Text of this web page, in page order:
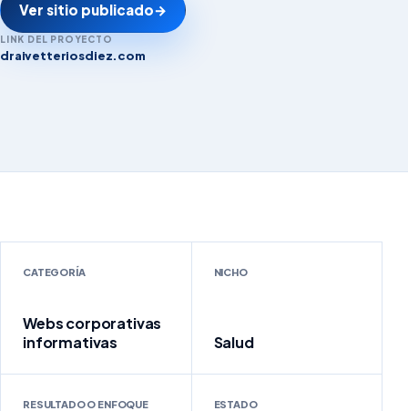
Ver sitio publicado→
LINK DEL PROYECTO
draivetteriosdiez.com
CATEGORÍA
Webs corporativas
informativas
NICHO
Salud
RESULTADO O ENFOQUE ESTADO